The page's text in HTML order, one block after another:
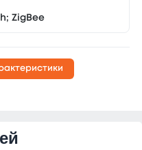
ZigBee